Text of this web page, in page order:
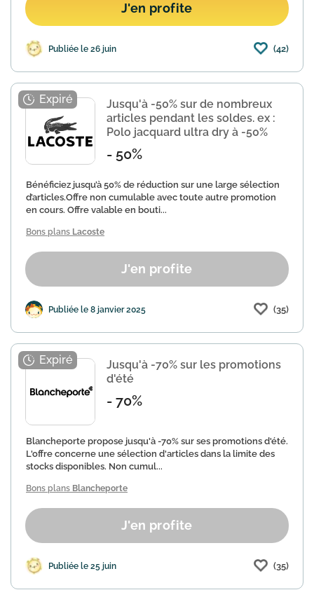
J'en profite
Publiée le 26 juin (42)
Jusqu'à -50% sur de nombreux
articles pendant les soldes. ex :
Polo jacquard ultra dry à -50%
- 50%
Bénéficiez jusqu’à 50% de réduction sur une large sélection
d’articles.Offre non cumulable avec toute autre promotion
en cours. Offre valable en bouti...
Bons plans Lacoste
J'en profite
Publiée le 8 janvier 2025 (35)
Jusqu'à -70% sur les promotions
d'été
- 70%
Blancheporte propose jusqu'à -70% sur ses promotions d'été.
L'offre concerne une sélection d'articles dans la limite des
stocks disponibles. Non cumul...
Bons plans Blancheporte
J'en profite
Publiée le 25 juin (35)